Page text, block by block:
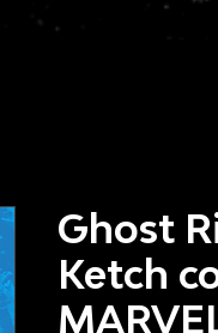
Ghost
Ketch